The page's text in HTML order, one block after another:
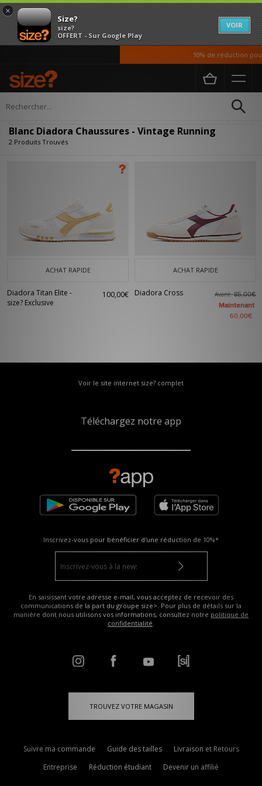
×
Size?
size?
OFFERT - Sur Google Play
VOIR
10% de réduction
Accueil Homme
Blanc Diadora Chaussures - Vintage Running
2 Produits Trouvés
ACHAT RAPIDE
Diadora Titan Elite -
size? Exclusive
100,00€
ACHAT RAPIDE
Diadora Cross Avant85,00€
Maintenant
60,00€
Voir le site internet size? complet
Téléchargez notre app
Inscrivez-vous pour bénéficier d'une réduction de 10%*
En saisissant votre adresse e-mail, vous acceptez de recevoir des
communications de la part du groupe size>. Pour plus de détails sur la
manière dont nous utilisons vos informations, consultez notre politique de
confidentialité.
TROUVEZ VOTRE MAGASIN
Suivre ma commande Guide des tailles
Livraison et Retours
Entreprise
Réduction étudiant Devenir un affilié